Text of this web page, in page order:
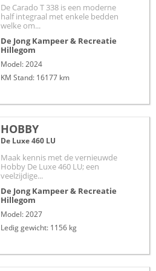
De Carado T 338 is een moderne
half integraal met enkele bedden
welke om...
De Jong Kampeer & Recreatie
Hillegom
Model: 2024
KM Stand: 16177 km
HOBBY
De Luxe 460 LU
Maak kennis met de vernieuwde
Hobby De Luxe 460 LU; een
veelzijdige...
De Jong Kampeer & Recreatie
Hillegom
Model: 2027
Ledig gewicht: 1156 kg